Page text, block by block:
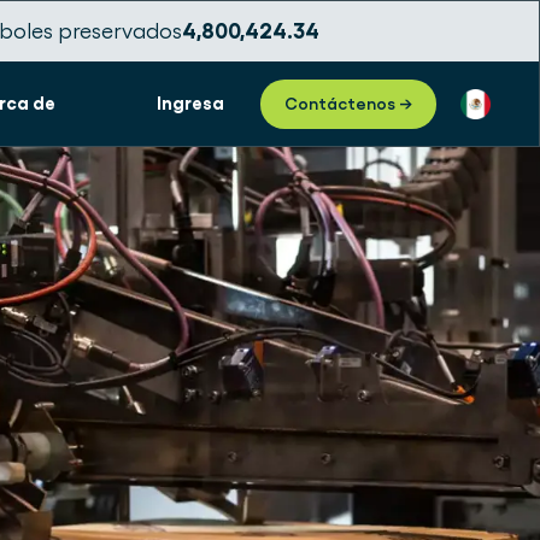
preservados4,800,424.38
de Ingresa Contáctenos →